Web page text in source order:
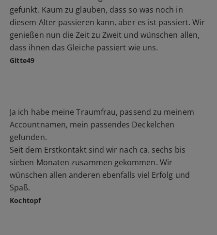
gefunkt. Kaum zu glauben, dass so was noch in
diesem Alter passieren kann, aber es ist passiert. Wir
genießen nun die Zeit zu Zweit und wünschen allen,
dass ihnen das Gleiche passiert wie uns.
Gitte49
Ja ich habe meine Traumfrau, passend zu meinem
Accountnamen, mein passendes Deckelchen
gefunden.
Seit dem Erstkontakt sind wir nach ca. sechs bis
sieben Monaten zusammen gekommen. Wir
wünschen allen anderen ebenfalls viel Erfolg und
Spaß.
Kochtopf